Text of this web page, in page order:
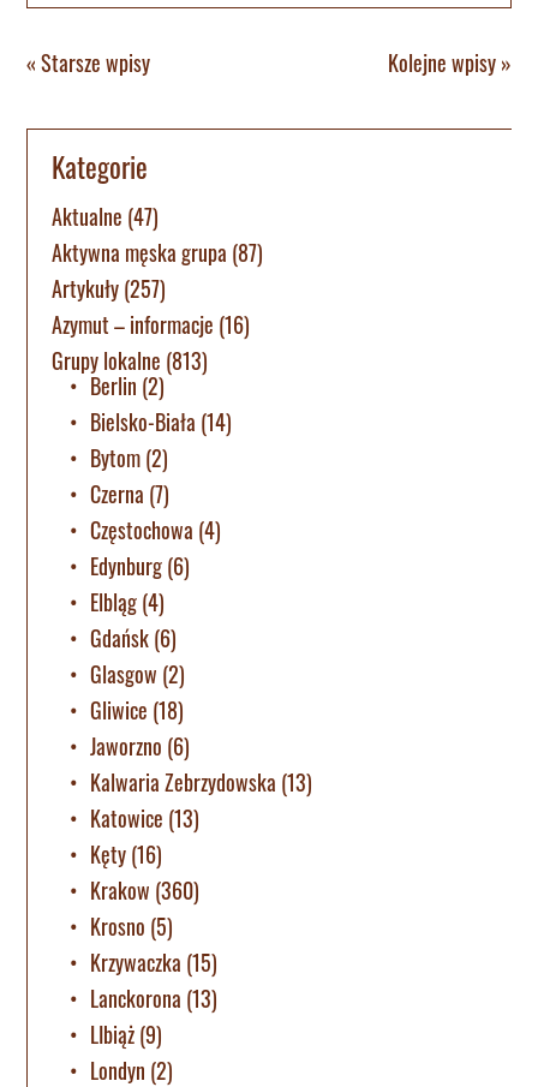
« Starsze wpisy Kolejne wpisy »
Kategorie
Aktualne (47)
Aktywna męska grupa (87)
Artykuły(257)
Azymut – informacje (16)
Grupy lokalne (813)
Berlin (2)
Bielsko-Biała (14)
Bytom(2)
Czerna (7)
Częstochowa (4)
Edynburg(6)
Elbląg(4)
Gdańsk(6)
Glasgow (2)
Gliwice (18)
Jaworzno (6)
Kalwaria Zebrzydowska (13)
Katowice (13)
Kęty(16)
Krakow (360)
Krosno (5)
Krzywaczka (15)
Lanckorona (13)
LIbiąż(9)
Londyn (2)